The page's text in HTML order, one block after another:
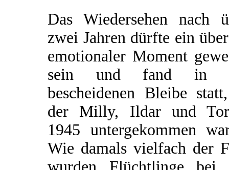
Das Wiedersehen nach
zwei Jahren dürfte ein
emotionaler Moment
sein und fand in
bescheidenen Bleibe
der Milly, Ildar und
1945 untergekommen
Wie damals vielfach der